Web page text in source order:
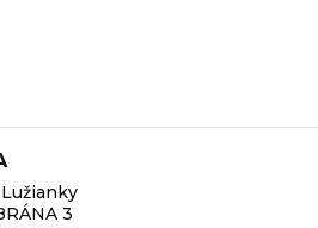
Lužianky
3